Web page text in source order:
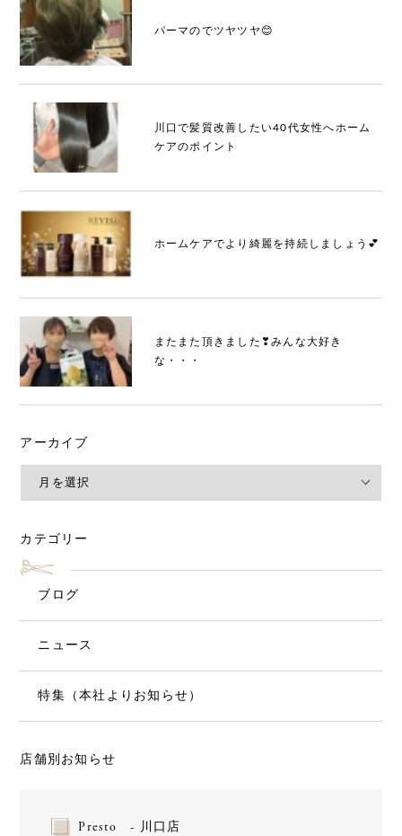
パーマのでツヤツヤ😊
川口で髪質改善したい40代女性へホーム
ケアのポイント
ホームケアでより綺麗を持続しましょう💕
またまた頂きました❣みんな大好き
な・・・
アーカイブ
カテゴリー
ブログ
ニュース
特集（本社よりお知らせ）
店舗別お知らせ
Presto - 川口店